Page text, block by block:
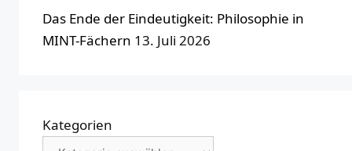
Das Ende der Eindeutigkeit: Philosophie in
MINT-Fächern 13. Juli 2026
Kategorien